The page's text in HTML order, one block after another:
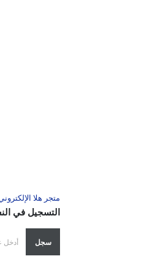
متجر هلا
التسجيل في